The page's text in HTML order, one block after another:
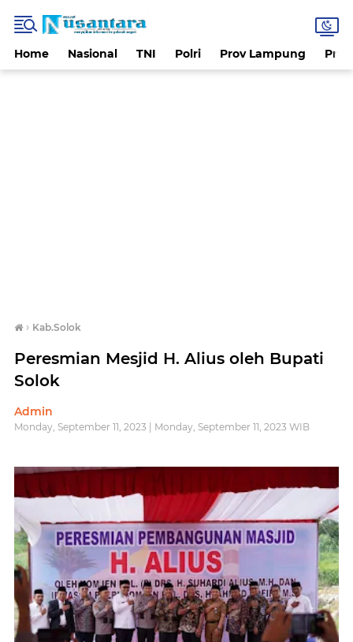
Home Nasional TNI Polri Prov Lampung
› Kab.Solok
Peresmian Mesjid H. Alius oleh Bupati
Solok
Admin
Monday, September 11, 2023 | Monday, September 11, 2023 WIB